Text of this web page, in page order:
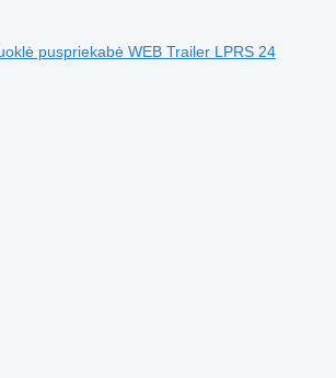
puspriekabė WEB Trailer LPRS 24